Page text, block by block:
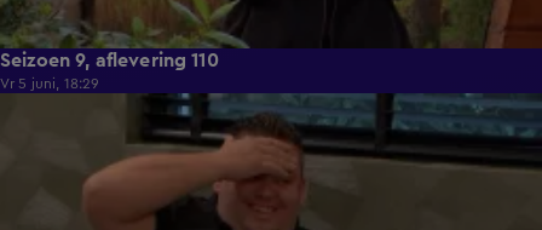
Seizoen 9, aflevering 110
Vr 5 juni, 18:29